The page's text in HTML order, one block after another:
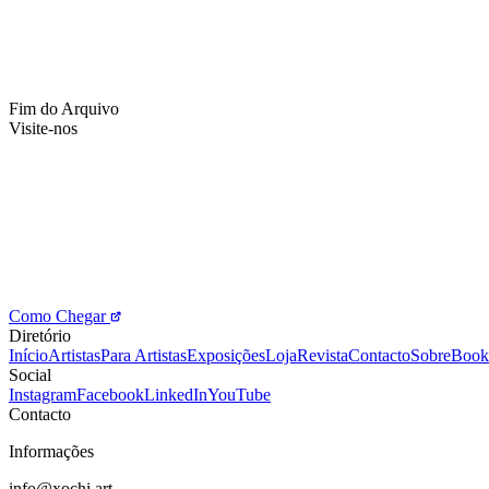
Fim do Arquivo
Visite-nos
Como Chegar
Diretório
InícioArtistasPara ArtistasExposiçõesLojaRevistaContactoSobreBook
Social
InstagramFacebookLinkedInYouTube
Contacto
Informações